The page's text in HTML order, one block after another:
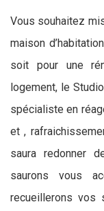
Vous souhaitez
maison
soit pour une
logement, le
spécialiste en
et ,
saura redonner
saurons vous
recueillerons vos